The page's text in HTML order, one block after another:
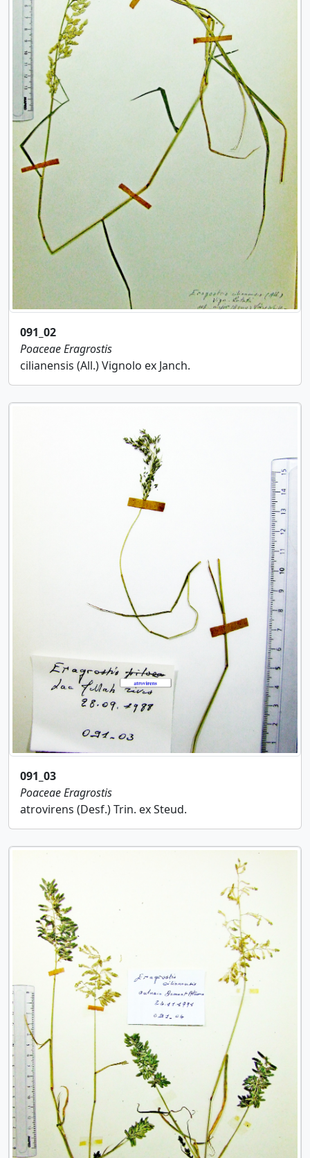
091_02
PoaceaeEragrostis
cilianensis (All.) Vignolo ex Janch.
091_03
PoaceaeEragrostis
atrovirens (Desf.) Trin. ex Steud.